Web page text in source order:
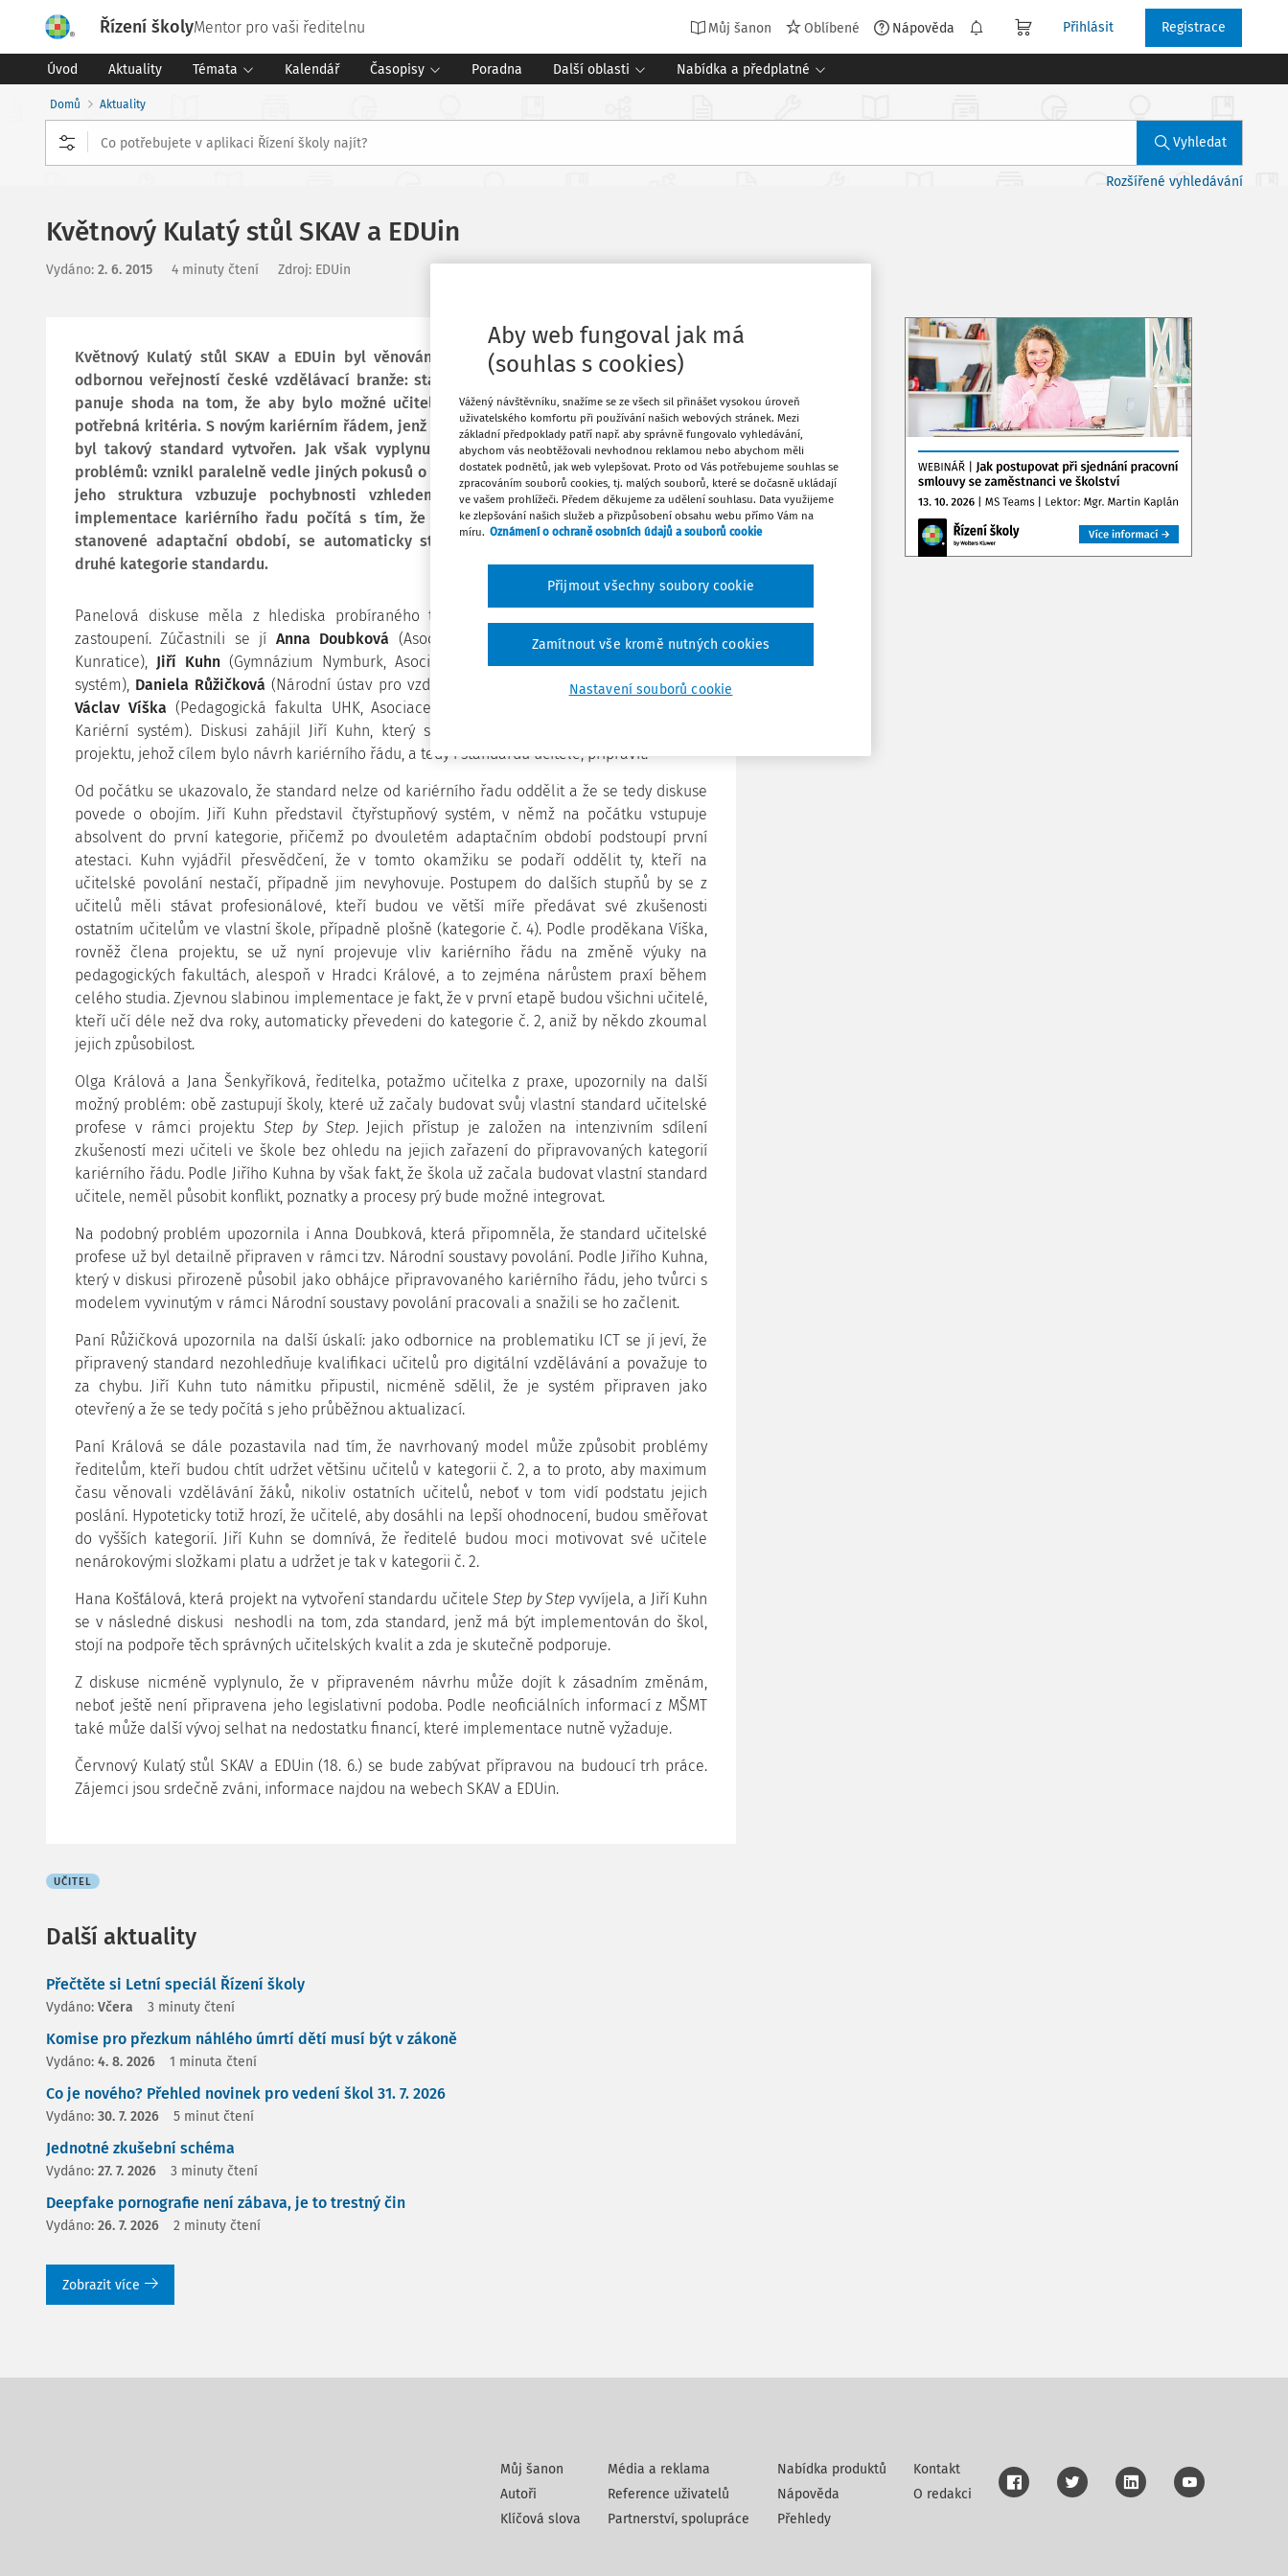
Řízení školyMentor pro vaši ředitelnu Můj šanon Oblíbené Nápověda Přihlásit Registrace
Úvod Aktuality Témata Kalendář Časopisy Poradna Další oblasti Nabídka a předplatné
Domů Aktuality
Vyhledat
Rozšířené vyhledávání
Květnový Kulatý stůl SKAV a EDUin
Vydáno: 2. 6. 2015 4 minuty čtení Zdroj: EDUin
Květnový Kulatý stůl SKAV a EDUin byl věnován tématu, které dlouho rezonuje mezi
odbornou veřejností české vzdělávací branže: standard učitelské profese. Dlouhodobě
panuje shoda na tom, že aby bylo možné učitele hodnotit, je nutné stanovit k tomu
potřebná kritéria. S novým kariérním řádem, jenž by měl vstoupit v platnost v roce 2016,
byl takový standard vytvořen. Jak však vyplynulo z diskuse, přináší zároveň několik
problémů: vznikl paralelně vedle jiných pokusů o vytvoření standardu učitelské profese,
jeho struktura vzbuzuje pochybnosti vzhledem k jeho uchopitelnosti v praxi a
implementace kariérního řadu počítá s tím, že všichni učitelé, kteří učí déle než je
stanovené adaptační období, se automaticky stanou „seniorními“, tedy postoupí do
druhé kategorie standardu.
Panelová diskuse měla z hlediska probíraného tématu velmi pestré a reprezentativní
zastoupení. Zúčastnili se jí Anna Doubková (Asociace pedagogů ZŠ),Olga Králová(ZŠ
Kunratice), Jiří Kuhn (Gymnázium Nymburk, Asociace ředitelů gymnázií, projekt Kariérní
systém), Daniela Růžičková (Národní ústav pro vzdělávání), Jana Šenkyříková(ZŠ Angel) a
Václav Víška (Pedagogická fakulta UHK, Asociace děkanů pedagogických fakult, projekt
Kariérní systém). Diskusi zahájil Jiří Kuhn, který se jako hlavní „konstruktér“ podílel na
projektu, jehož cílem bylo návrh kariérního řádu, a tedy i standardu učitele, připravit.
Od počátku se ukazovalo, že standard nelze od kariérního řadu oddělit a že se tedy diskuse
povede o obojím. Jiří Kuhn představil čtyřstupňový systém, v němž na počátku vstupuje
absolvent do první kategorie, přičemž po dvouletém adaptačním období podstoupí první
atestaci. Kuhn vyjádřil přesvědčení, že v tomto okamžiku se podaří oddělit ty, kteří na
učitelské povolání nestačí, případně jim nevyhovuje. Postupem do dalších stupňů by se z
učitelů měli stávat profesionálové, kteří budou ve větší míře předávat své zkušenosti
ostatním učitelům ve vlastní škole, případně plošně (kategorie č. 4). Podle proděkana Víška,
rovněž člena projektu, se už nyní projevuje vliv kariérního řádu na změně výuky na
pedagogických fakultách, alespoň v Hradci Králové, a to zejména nárůstem praxí během
celého studia. Zjevnou slabinou implementace je fakt, že v první etapě budou všichni učitelé,
kteří učí déle než dva roky, automaticky převedeni do kategorie č. 2, aniž by někdo zkoumal
jejich způsobilost.
Olga Králová a Jana Šenkyříková, ředitelka, potažmo učitelka z praxe, upozornily na další
možný problém: obě zastupují školy, které už začaly budovat svůj vlastní standard učitelské
profese v rámci projektuStep by Step. Jejich přístup je založen na intenzivním sdílení
zkušeností mezi učiteli ve škole bez ohledu na jejich zařazení do připravovaných kategorií
kariérního řádu. Podle Jiřího Kuhna by však fakt, že škola už začala budovat vlastní standard
učitele, neměl působit konflikt, poznatky a procesy prý bude možné integrovat.
Na podobný problém upozornila i Anna Doubková, která připomněla, že standard učitelské
profese už byl detailně připraven v rámci tzv. Národní soustavy povolání. Podle Jiřího Kuhna,
který v diskusi přirozeně působil jako obhájce připravovaného kariérního řádu, jeho tvůrci s
modelem vyvinutým v rámci Národní soustavy povolání pracovali a snažili se ho začlenit.
Paní Růžičková upozornila na další úskalí: jako odbornice na problematiku ICT se jí jeví, že
připravený standard nezohledňuje kvalifikaci učitelů pro digitální vzdělávání a považuje to
za chybu. Jiří Kuhn tuto námitku připustil, nicméně sdělil, že je systém připraven jako
otevřený a že se tedy počítá s jeho průběžnou aktualizací.
Paní Králová se dále pozastavila nad tím, že navrhovaný model může způsobit problémy
ředitelům, kteří budou chtít udržet většinu učitelů v kategorii č. 2, a to proto, aby maximum
času věnovali vzdělávání žáků, nikoliv ostatních učitelů, neboť v tom vidí podstatu jejich
poslání. Hypoteticky totiž hrozí, že učitelé, aby dosáhli na lepší ohodnocení, budou směřovat
do vyšších kategorií. Jiří Kuhn se domnívá, že ředitelé budou moci motivovat své učitele
nenárokovými složkami platu a udržet je tak v kategorii č. 2.
Hana Košťálová, která projekt na vytvoření standardu učitele Step by Step vyvíjela, a Jiří Kuhn
se v následné diskusi neshodli na tom, zda standard, jenž má být implementován do škol,
stojí na podpoře těch správných učitelských kvalit a zda je skutečně podporuje.
Z diskuse nicméně vyplynulo, že v připraveném návrhu může dojít k zásadním změnám,
neboť ještě není připravena jeho legislativní podoba. Podle neoficiálních informací z MŠMT
také může další vývoj selhat na nedostatku financí, které implementace nutně vyžaduje.
Červnový Kulatý stůl SKAV a EDUin (18. 6.) se bude zabývat přípravou na budoucí trh práce.
Zájemci jsou srdečně zváni, informace najdou na webech SKAV a EDUin.
UČITEL
Další aktuality
Přečtěte si Letní speciál Řízení školy
Vydáno: Včera 3 minuty čtení
Komise pro přezkum náhlého úmrtí dětí musí být v zákoně
Vydáno: 4. 8. 2026 1 minuta čtení
Co je nového? Přehled novinek pro vedení škol 31. 7. 2026
Vydáno: 30. 7. 2026 5 minut čtení
Jednotné zkušební schéma
Vydáno: 27. 7. 2026 3 minuty čtení
Deepfake pornografie není zábava, je to trestný čin
Vydáno: 26. 7. 2026 2 minuty čtení
Zobrazit více
Stáhnout
Tisknout
Můj šanon
Autoři
Klíčová slova
Média a reklama
Reference uživatelů
Partnerství, spolupráce
Nabídka produktů
Nápověda
Přehledy
Kontakt
O redakci
Aby web fungoval jak má
(souhlas s cookies)
Vážený návštěvníku, snažíme se ze všech sil přinášet vysokou úroveň
uživatelského komfortu při používání našich webových stránek. Mezi
základní předpoklady patří např. aby správně fungovalo vyhledávání,
abychom vás neobtěžovali nevhodnou reklamou nebo abychom měli
dostatek podnětů, jak web vylepšovat. Proto od Vás potřebujeme souhlas se
zpracováním souborů cookies, tj. malých souborů, které se dočasně ukládají
ve vašem prohlížeči. Předem děkujeme za udělení souhlasu. Data využijeme
ke zlepšování našich služeb a přizpůsobení obsahu webu přímo Vám na
míru. Oznámení o ochraně osobních údajů a souborů cookie
Nastavení souborů cookie
Zamítnout vše kromě nutných cookies
Přijmout všechny soubory cookie